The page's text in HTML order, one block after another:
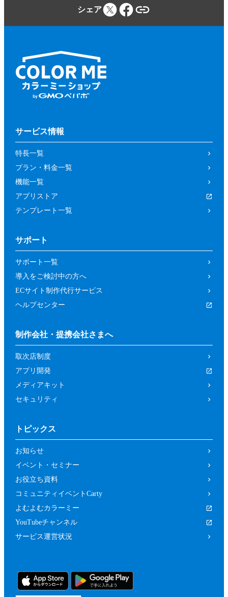
シェア
サービス情報
特長一覧
プラン・料金一覧
機能一覧
アプリストア
テンプレート一覧
サポート
サポート一覧
導入をご検討中の方へ
ECサイト制作代行サービス
ヘルプセンター
制作会社・提携会社さまへ
取次店制度
アプリ開発
メディアキット
セキュリティ
トピックス
お知らせ
イベント・セミナー
お役立ち資料
コミュニティイベントCarty
よむよむカラーミー
YouTubeチャンネル
サービス運営状況